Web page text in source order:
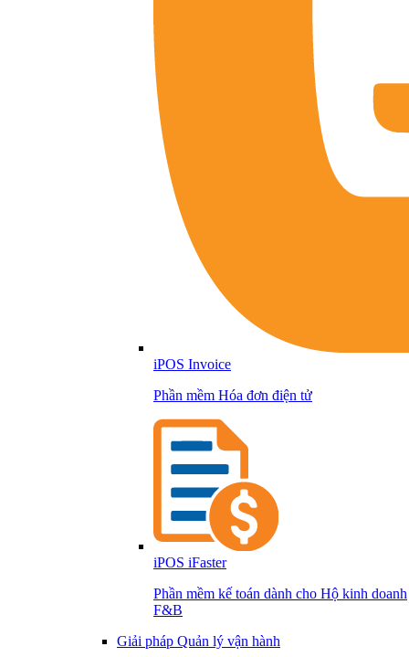
iPOS Invoice
Phần mềm Hóa đơn điện tử
iPOS iFaster
Phần mềm kế toán dành cho Hộ kinh doanh
F&B
Giải pháp Quản lý vận hành